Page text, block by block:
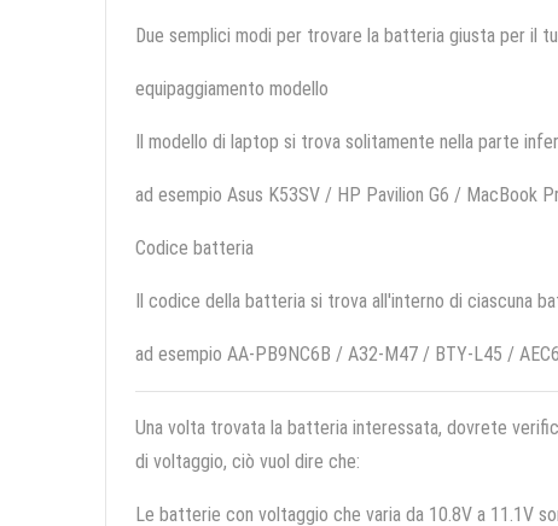
Due semplici modi per trovare la batteria giusta per il
equipaggiamento modello
Il modello di laptop si trova solitamente nella parte
ad esempio Asus K53SV / HP Pavilion G6 / MacBook
Codice batteria
Il codice della batteria si trova all'interno di ciascuna
ad esempio AA-PB9NC6B / A32-M47 / BTY-L45 /
Una volta trovata la batteria interessata, dovrete
di voltaggio, ciò vuol dire che:
Le batterie con voltaggio che varia da 10.8V a 11.1V